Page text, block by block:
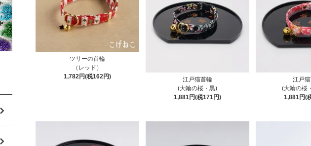
ツリーの首輪
（レッド）
1,782円(税162円)
江戸猫首輪
(大輪の桜・黒)
1,881円(税171円)
江戸
(大輪の桜
1,881円(